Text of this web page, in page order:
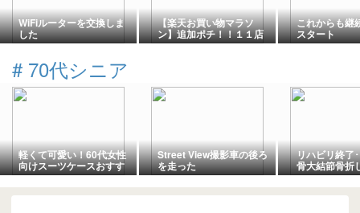
WiFiルーターを交換しま
した
【楽天お買い物マラソ
ン】追加ポチ！！１１店
舗無事ゴール。。
これからも継
スタート
# 70代シニア
軽くて可愛い！60代女性
向けスーツケースおすす
め5選【体験談あり】
Street View撮影車の後ろ
を走った
リハビリ終了
骨大結節骨折